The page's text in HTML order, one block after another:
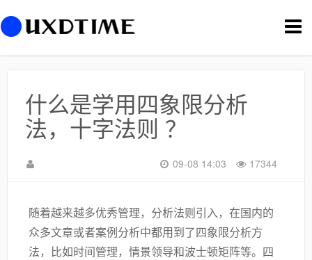
切
换
什么是学用四象限分析
法，十字法则 ？
17344
09-08 14:03
随着越来越多优秀管理，分析法则引入，在国内的
众多文章或者案例分析中都用到了四象限分析方
法，比如时间管理，情景领导和波士顿矩阵等。四